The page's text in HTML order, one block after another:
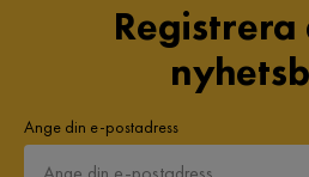
Ange din e-postadress